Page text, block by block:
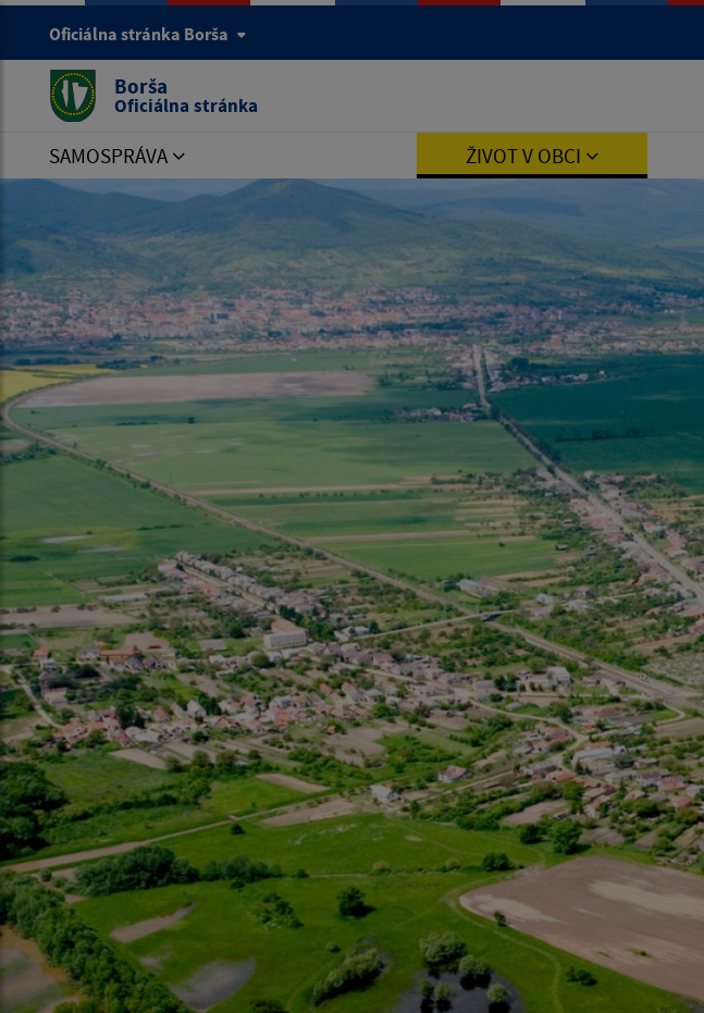
Oficiálna stránka Borša
Borša
Oficiálna stránka
SAMOSPRÁVA ŽIVOT V OBCI